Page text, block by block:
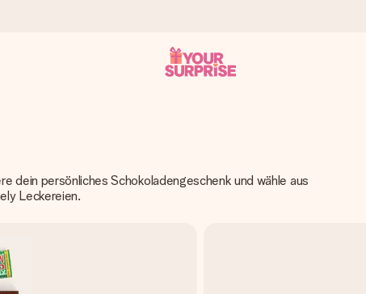
– damit du es genau zum richtigen Zeitpunkt
dein persönliches Schokoladengeschenk und wähle aus
Leckereien.